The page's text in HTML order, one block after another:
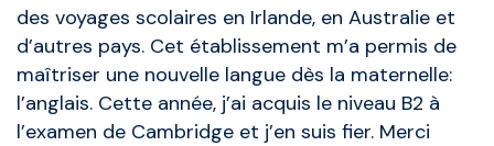
des voyages scolaires en Irlande, en Australie et
d’autres pays. Cet établissement m’a permis de
maîtriser une nouvelle langue dès la maternelle:
l’anglais. Cette année, j’ai acquis le niveau B2 à
l’examen de Cambridge et j’en suis fier. Merci